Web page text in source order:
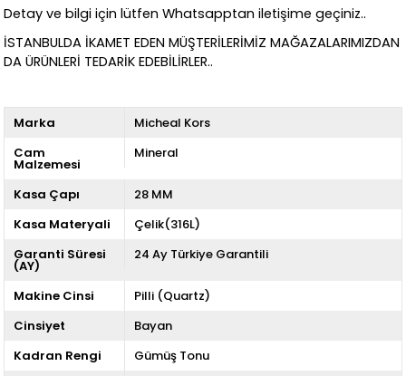
Detay ve bilgi için lütfen Whatsapptan iletişime geçiniz..
İSTANBULDA İKAMET EDEN MÜŞTERİLERİMİZ MAĞAZALARIMIZDAN
DA ÜRÜNLERİ TEDARİK EDEBİLİRLER..
Marka
Micheal Kors
Cam
Malzemesi
Mineral
Kasa Çapı
28 MM
Kasa Materyali
Çelik(316L)
Garanti Süresi
(AY)
24 Ay Türkiye Garantili
Makine Cinsi
Pilli (Quartz)
Cinsiyet
Bayan
Kadran Rengi
Gümüş Tonu